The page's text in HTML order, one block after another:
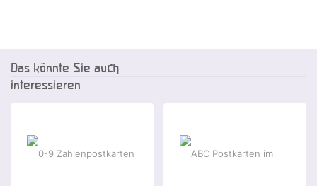
Das könnte Sie auch
interessieren